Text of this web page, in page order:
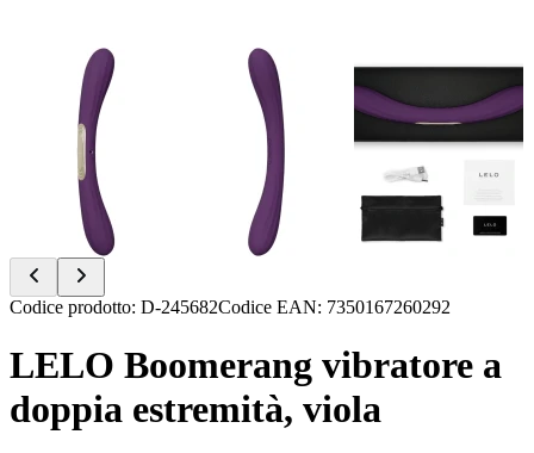
Item
of
Codice prodotto: D-245682Codice EAN: 7350167260292
LELO Boomerang vibratore a
doppia estremità, viola